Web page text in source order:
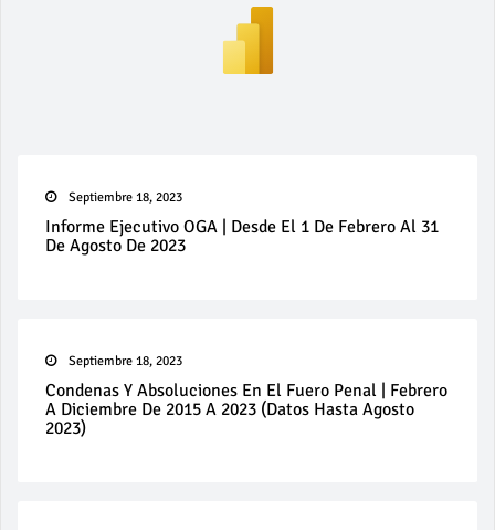
Septiembre 18, 2023
Informe Ejecutivo OGA | Desde El 1 De Febrero Al 31
De Agosto De 2023
Septiembre 18, 2023
Condenas Y Absoluciones En El Fuero Penal | Febrero
A Diciembre De 2015 A 2023 (datos Hasta Agosto
2023)